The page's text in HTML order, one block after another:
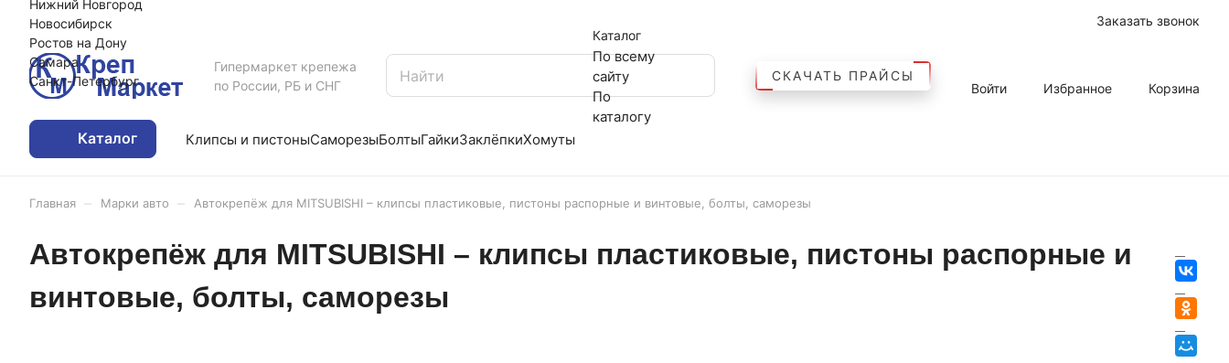
Нижний Новгород
Новосибирск
Ростов на Дону
Самара
Санкт-Петербург
Заказать звонок
Гипермаркет крепежа
по России, РБ и СНГ
Каталог
По всему
сайту
По
каталогу
СКАЧАТЬ ПРАЙСЫ
Войти
Избранное Корзина
Каталог Клипсы и пистоныСаморезыБолтыГайкиЗаклёпкиХомуты
Главная Марки авто Автокрепёж для MITSUBISHI – клипсы пластиковые, пистоны распорные и винтовые, болты, саморезы
Автокрепёж для MITSUBISHI – клипсы пластиковые, пистоны распорные и
винтовые, болты, саморезы